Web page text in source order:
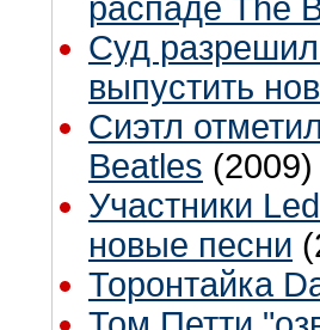
распаде The
Суд
выпустить
Сиэтл
Beatles (2009)
Участники
новые песни
Торонтайка